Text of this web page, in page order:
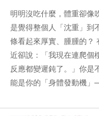
明明沒吃什麼，體重卻像
是覺得整個人「沈重」到
條看起來厚實、腫腫的？
近卻說：「我現在連爬個
反應都變遲鈍了。」你是
能是你的「身體發動機